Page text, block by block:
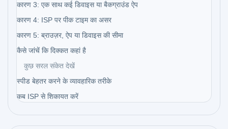
कारण 3: एक साथ कई डिवाइस या बैकग्राउंड ऐप
कारण 4: ISP पर पीक टाइम का असर
कारण 5: ब्राउज़र, ऐप या डिवाइस की सीमा
कैसे जांचें कि दिक्कत कहां है
कुछ सरल संकेत देखें
स्पीड बेहतर करने के व्यावहारिक तरीके
कब ISP से शिकायत करें